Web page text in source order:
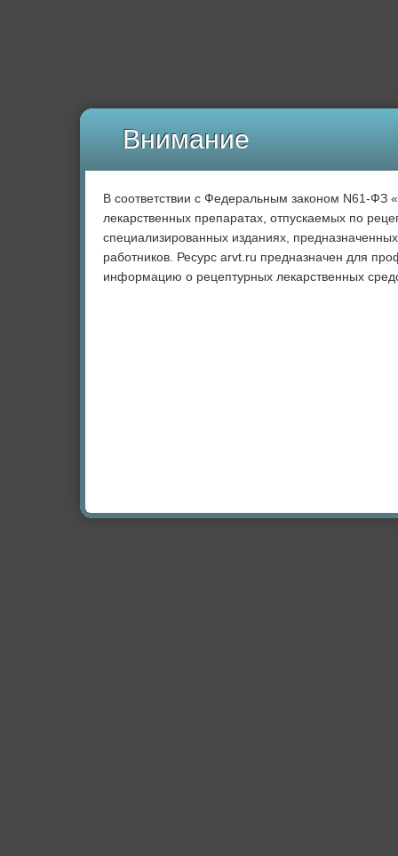
В соответствии с Федеральным законом N61-
лекарственных препаратах, отпускаемых по
специализированных изданиях,
работников. Ресурс arvt.ru предназначен для
информацию о рецептурных лекарственных
Внимание